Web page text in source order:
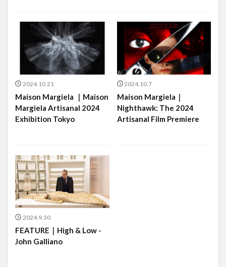
2024.10.21
Maison Margiela ｜Maison
Margiela Artisanal 2024
Exhibition Tokyo
2024.10.7
Maison Margiela｜
Nighthawk: The 2024
Artisanal Film Premiere
2024.9.30
FEATURE｜High & Low -
John Galliano